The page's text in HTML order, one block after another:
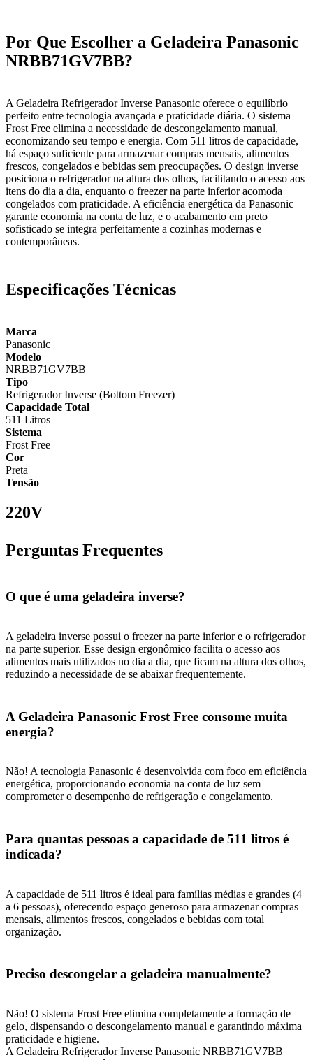
Por Que Escolher a Geladeira Panasonic
NRBB71GV7BB?
A Geladeira Refrigerador Inverse Panasonic oferece o equilíbrio
perfeito entre tecnologia avançada e praticidade diária. O sistema
Frost Free elimina a necessidade de descongelamento manual,
economizando seu tempo e energia. Com 511 litros de capacidade,
há espaço suficiente para armazenar compras mensais, alimentos
frescos, congelados e bebidas sem preocupações. O design inverse
posiciona o refrigerador na altura dos olhos, facilitando o acesso aos
itens do dia a dia, enquanto o freezer na parte inferior acomoda
congelados com praticidade. A eficiência energética da Panasonic
garante economia na conta de luz, e o acabamento em preto
sofisticado se integra perfeitamente a cozinhas modernas e
contemporâneas.
Especificações Técnicas
Marca
Panasonic
Modelo
NRBB71GV7BB
Tipo
Refrigerador Inverse (Bottom Freezer)
Capacidade Total
511 Litros
Sistema
Frost Free
Cor
Preta
Tensão
220V
Perguntas Frequentes
O que é uma geladeira inverse?
A geladeira inverse possui o freezer na parte inferior e o refrigerador
na parte superior. Esse design ergonômico facilita o acesso aos
alimentos mais utilizados no dia a dia, que ficam na altura dos olhos,
reduzindo a necessidade de se abaixar frequentemente.
A Geladeira Panasonic Frost Free consome muita
energia?
Não! A tecnologia Panasonic é desenvolvida com foco em eficiência
energética, proporcionando economia na conta de luz sem
comprometer o desempenho de refrigeração e congelamento.
Para quantas pessoas a capacidade de 511 litros é
indicada?
A capacidade de 511 litros é ideal para famílias médias e grandes (4
a 6 pessoas), oferecendo espaço generoso para armazenar compras
mensais, alimentos frescos, congelados e bebidas com total
organização.
Preciso descongelar a geladeira manualmente?
Não! O sistema Frost Free elimina completamente a formação de
gelo, dispensando o descongelamento manual e garantindo máxima
praticidade e higiene.
A Geladeira Refrigerador Inverse Panasonic NRBB71GV7BB